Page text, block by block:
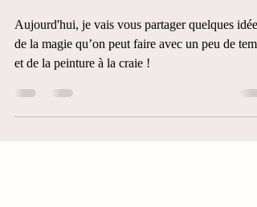
Projets DIY avec la peinture
sur meubles
de la magie qu’on peut faire avec un peu de
et de la peinture à la craie !